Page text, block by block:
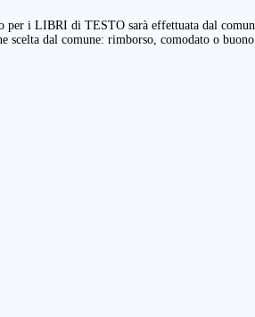
per i LIBRI di TESTO sarà effettuata dal
scelta dal comune: rimborso, comodato o